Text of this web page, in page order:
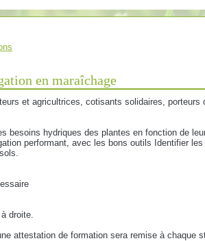
en maraîchage
et agricultrices, cotisants solidaires, porteurs
besoins hydriques des plantes en fonction de
performant, avec les bons outils Identifier
droite.
attestation de formation sera remise à chaque